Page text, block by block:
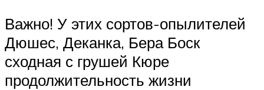
Важно! У этих сортов-опылителей
Дюшес, Деканка, Бера Боск
сходная с грушей Кюре
продолжительность жизни